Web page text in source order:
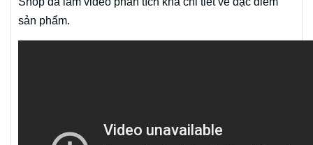
sản phẩm.